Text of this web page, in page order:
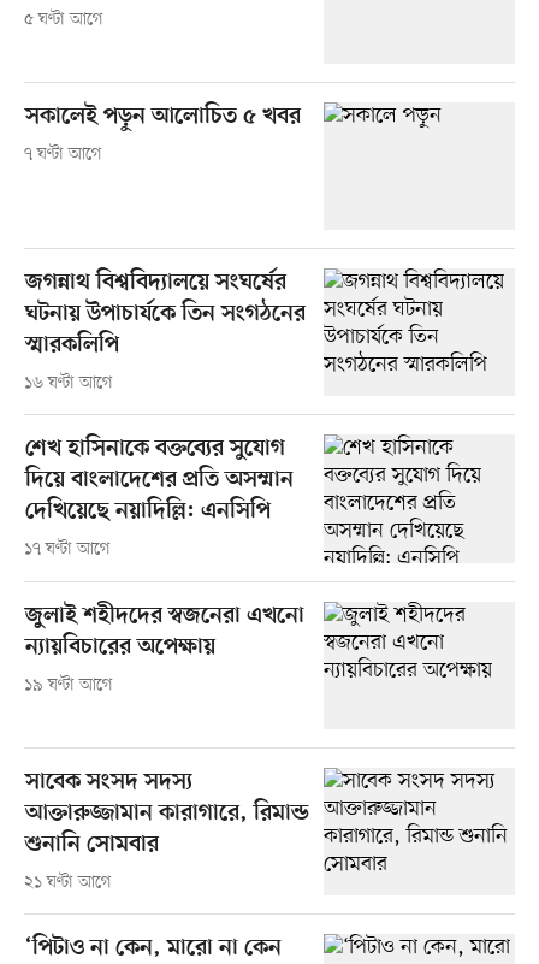
৫ ঘণ্টা আগে
সকালেই পড়ুন আলোচিত ৫ খবর
৭ ঘণ্টা আগে
জগন্নাথ বিশ্ববিদ্যালয়ে সংঘর্ষের
ঘটনায় উপাচার্যকে তিন সংগঠনের
স্মারকলিপি
১৬ ঘণ্টা আগে
শেখ হাসিনাকে বক্তব্যের সুযোগ
দিয়ে বাংলাদেশের প্রতি অসম্মান
দেখিয়েছে নয়াদিল্লি: এনসিপি
১৭ ঘণ্টা আগে
জুলাই শহীদদের স্বজনেরা এখনো
ন্যায়বিচারের অপেক্ষায়
১৯ ঘণ্টা আগে
সাবেক সংসদ সদস্য
আক্তারুজ্জামান কারাগারে, রিমান্ড
শুনানি সোমবার
২১ ঘণ্টা আগে
‘পিটাও না কেন, মারো না কেন